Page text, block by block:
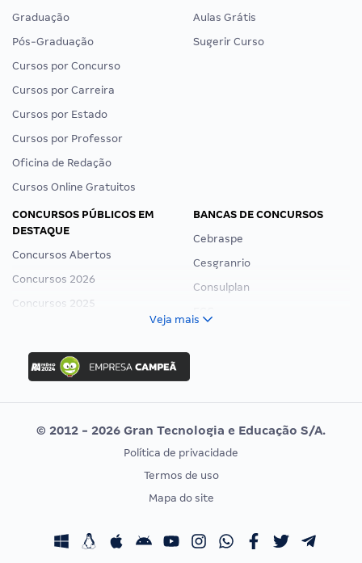
Graduação
Pós-Graduação
Cursos por Concurso
Cursos por Carreira
Cursos por Estado
Cursos por Professor
Oficina de Redação
Cursos Online Gratuitos
Aulas Grátis
Sugerir Curso
CONCURSOS PÚBLICOS EM
DESTAQUE
Concursos Abertos
Concursos 2026
Concursos 2025
Concurso Ibama
Concurso MPU
Editais publicados
BANCAS DE CONCURSOS
Cebraspe
Cesgranrio
Consulplan
Vunesp
CONCURSOS POR PROFISSÃO
Concursos Fiscais
EXAME DE ORDEM
Calendário OAB
Veja mais
© 2012 - 2026 Gran Tecnologia e Educação S/A.
Política de privacidade
Termos de uso
Mapa do site